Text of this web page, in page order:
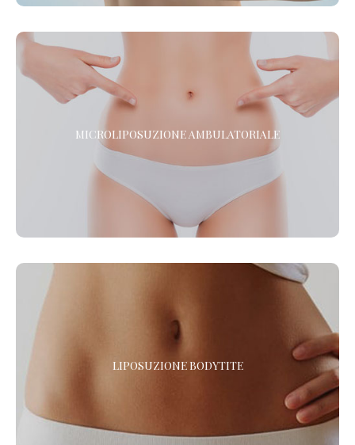
MICROLIPOSUZIONE AMBULATORIALE
MICROLIPOSUZIONE AMBULATORIALE AD
La Microliposuzione viene praticata con il CAV CELL INTRA
PLUS, una nuovissima attrezzatura per la soft-liposcultura.
LIPOSUZIONE BODYTITE
LIPOSUZIONE BODYTITE
Vuoi eliminare il grasso e rassodare i tessuti? La liposuzione
con BodyTite è l’intervento di chirurgia plastica che combina i